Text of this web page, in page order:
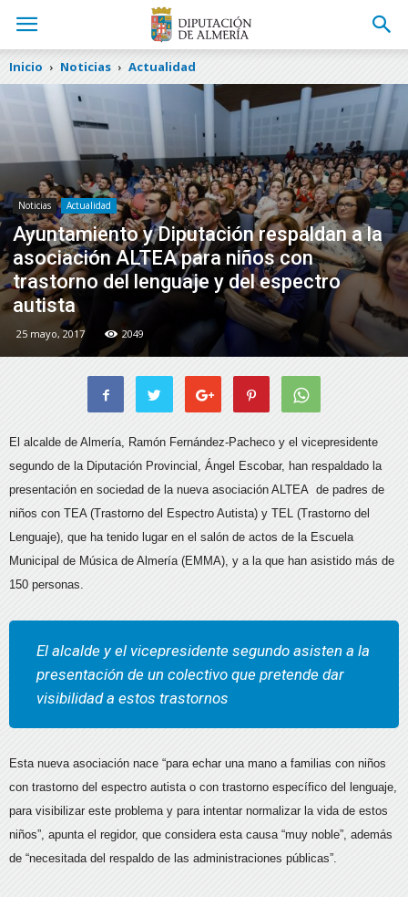
Inicio Noticias Actualidad
Noticias Actualidad
Ayuntamiento y Diputación respaldan a la
asociación ALTEA para niños con
trastorno del lenguaje y del espectro
autista
25 mayo, 2017 2049
El alcalde de Almería, Ramón Fernández-Pacheco y el vicepresidente
segundo de la Diputación Provincial, Ángel Escobar, han respaldado la
presentación en sociedad de la nueva asociación ALTEA de padres de
niños con TEA (Trastorno del Espectro Autista) y TEL (Trastorno del
Lenguaje), que ha tenido lugar en el salón de actos de la Escuela
Municipal de Música de Almería (EMMA), y a la que han asistido más de
150 personas.
El alcalde y el vicepresidente segundo asisten a la
presentación de un colectivo que pretende dar
visibilidad a estos trastornos
Esta nueva asociación nace “para echar una mano a familias con niños
con trastorno del espectro autista o con trastorno específico del lenguaje,
para visibilizar este problema y para intentar normalizar la vida de estos
niños”, apunta el regidor, que considera esta causa “muy noble”, además
de “necesitada del respaldo de las administraciones públicas”.